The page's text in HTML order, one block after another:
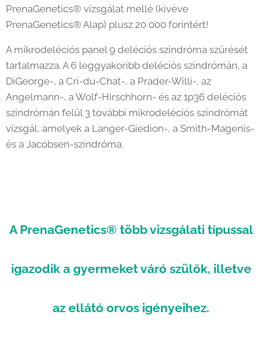
PrenaGenetics® vizsgálat mellé (kivéve
PrenaGenetics® Alap) plusz 20 000 forintért!
A mikrodeléciós panel 9 deléciós szindróma szűrését
tartalmazza. A 6 leggyakoribb deléciós szindrómán, a
DiGeorge-, a Cri-du-Chat-, a Prader-Willi-, az
Angelmann-, a Wolf-Hirschhorn- és az 1p36 deléciós
szindrómán felül 3 további mikrodeléciós szindrómát
vizsgál, amelyek a Langer-Giedion-, a Smith-Magenis-
és a Jacobsen-szindróma.
A PrenaGenetics® több vizsgálati típussal
igazodik a gyermeket váró szülők, illetve
az ellátó orvos igényeihez.